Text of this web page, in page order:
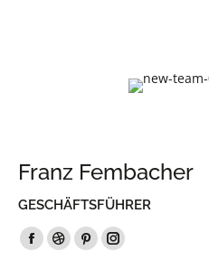
Franz Fembacher
GESCHÄFTSFÜHRER
Facebook
Dribbble
PinterestInstagram